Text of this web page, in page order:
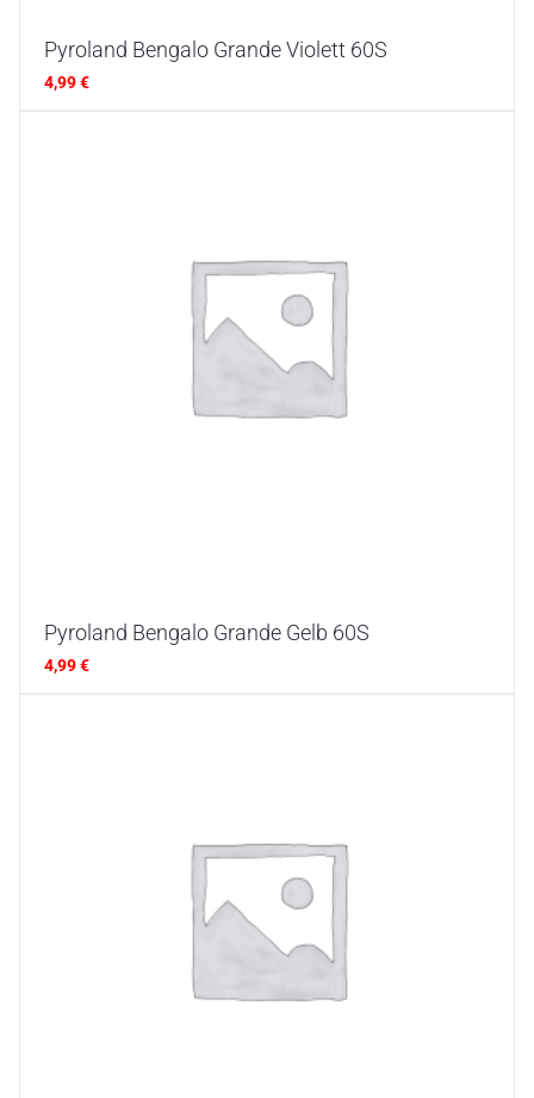
Pyroland Bengalo Grande Violett 60S
4,99€
Pyroland Bengalo Grande Gelb 60S
4,99€